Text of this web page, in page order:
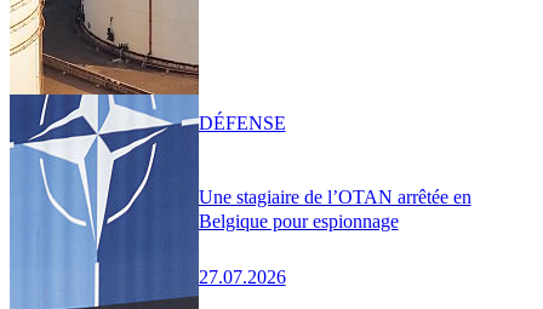
Une stagiaire de l’OTAN arrêtée en
Belgique pour espionnage
27.07.2026
DÉFENSE